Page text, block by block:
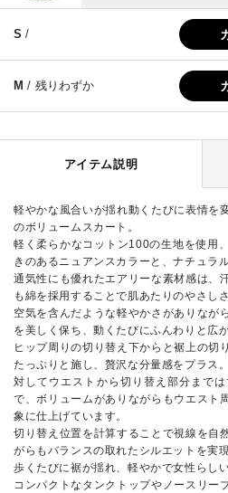
S /
M / 残りわずか
アイテム説明
軽やかな風合いが揺れ動くたびに表情を
のボリュームスカート。
軽く柔らかなコットン100の生地を使用
きのあるニュアンスカラーと、ナチュラ
通気性にも優れたエアリーな素材感は、
も綿を採用することで肌あたりのやさし
空気を含んだような軽やかさがありなが
を美しく保ち、動くたびにふんわりと広
ヒップ周りの切り替え下からと裾上の切
たっぷりと施し、贅沢な分量感をプラス。
対してウエストから切り替え部分まで
で、ボリュームがありながらもウエスト
象に仕上げています。
切り替え位置を計算することで視線を自
がらもバランスの取れたシルエットを実現
歩くたびに裾が揺れ、軽やかで女性らし
コンパクトなタンクトップやノースリー